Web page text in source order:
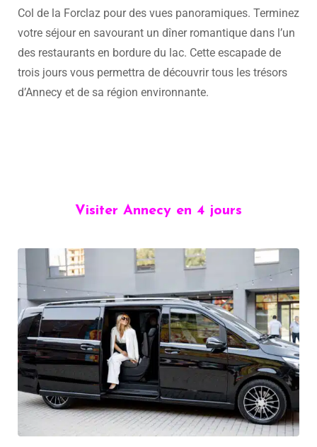
Col de la Forclaz pour des vues panoramiques. Terminez
votre séjour en savourant un dîner romantique dans l’un
des restaurants en bordure du lac. Cette escapade de
trois jours vous permettra de découvrir tous les trésors
d’Annecy et de sa région environnante.
Visiter Annecy en 4 jours